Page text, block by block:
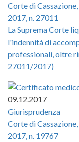
Corte di
2017, n. 27011
La Suprema Corte
l'indennità di
professionali, oltre
27011/2017)
09.12.2017
Giurisprudenza
Corte di
2017, n. 19767